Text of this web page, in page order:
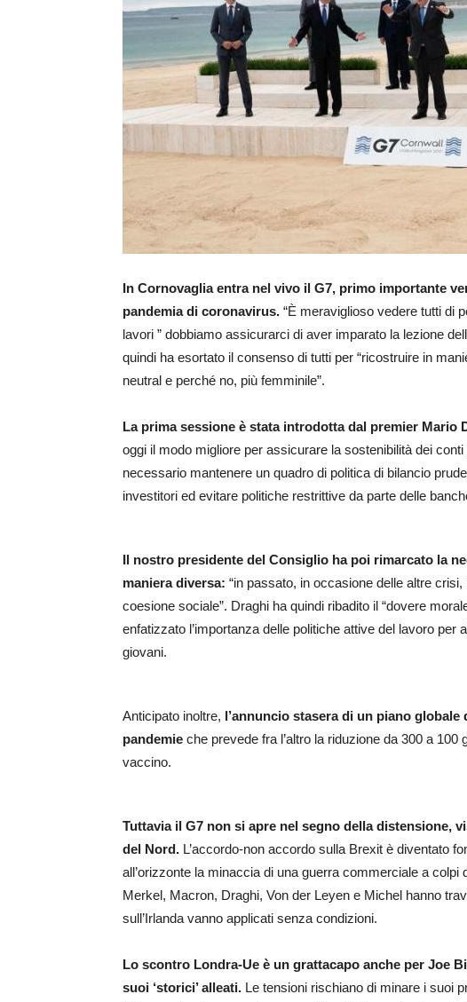
In Cornovaglia entra nel vivo il G7, primo importante
pandemia di coronavirus. “È meraviglioso vedere tutti di
lavori ” dobbiamo assicurarci di aver imparato la lezione
quindi ha esortato il consenso di tutti per “ricostruire in
neutral e perché no, più femminile”.
La prima sessione è stata introdotta dal premier Mario
oggi il modo migliore per assicurare la sostenibilità dei
necessario mantenere un quadro di politica di bilancio
investitori ed evitare politiche restrittive da parte delle
Il nostro presidente del Consiglio ha poi rimarcato la
maniera diversa: “in passato, in occasione delle altre
coesione sociale”. Draghi ha quindi ribadito il “dovere
enfatizzato l’importanza delle politiche attive del lavoro per
giovani.
Anticipato inoltre, l’annuncio stasera di un piano
pandemie che prevede fra l’altro la riduzione da 300 a
vaccino.
Tuttavia il G7 non si apre nel segno della distensione,
del Nord. L’accordo-non accordo sulla Brexit è diventato
all’orizzonte la minaccia di una guerra commerciale a colpi
Merkel, Macron, Draghi, Von der Leyen e Michel hanno
sull’Irlanda vanno applicati senza condizioni.
Lo scontro Londra-Ue è un grattacapo anche per Joe
suoi ‘storici’ alleati. Le tensioni rischiano di minare i suoi